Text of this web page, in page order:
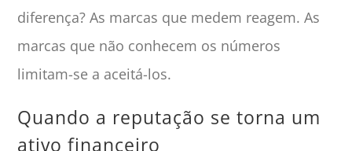
diferença? As marcas que medem reagem. As
marcas que não conhecem os números
limitam-se a aceitá-los.
Quando a reputação se torna um
ativo financeiro